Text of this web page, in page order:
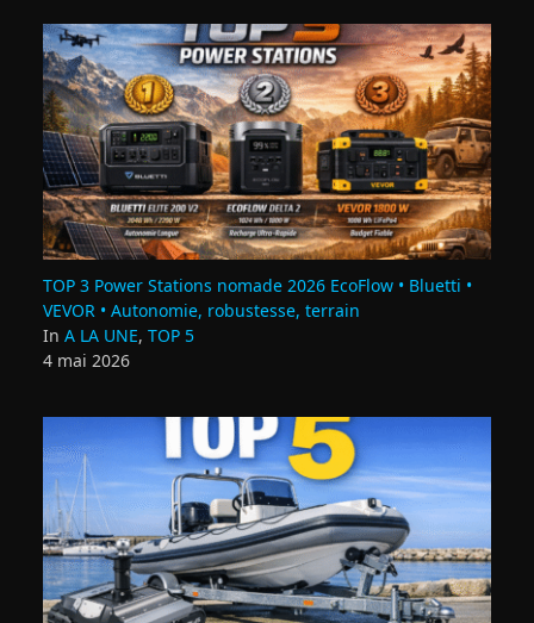
TOP 3 Power Stations nomade 2026 EcoFlow • Bluetti •
VEVOR • Autonomie, robustesse, terrain
In A LA UNE, TOP 5
4 mai 2026